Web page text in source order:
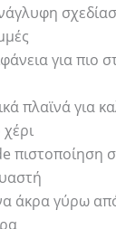
για πιο
πλαϊνά για
πιστοποίηση
άκρα γύρω